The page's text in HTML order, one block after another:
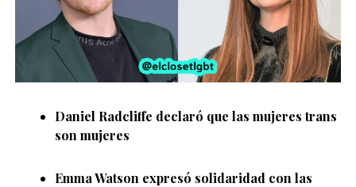
Daniel Radcliffe declaró que las mujeres trans
son mujeres
Emma Watson expresó solidaridad con las